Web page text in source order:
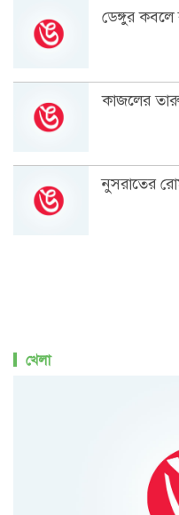
ডেঙ্গুর কবলে
কাজলের
নুসরাতের
খেলা